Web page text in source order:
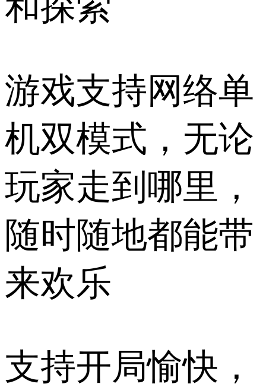
游戏支持网络单
机双模式，无论
玩家走到哪里，
随时随地都能带
来欢乐
支持开局愉快，